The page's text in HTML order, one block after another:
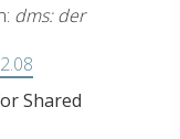
dms: der
Shared